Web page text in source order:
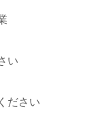
い
ださい